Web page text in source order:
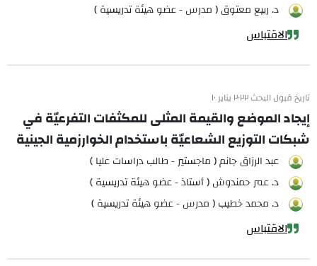
د. ربيع معتوق ( مدرس - عضو هيئة تدريسية )
الاقتباس
تاريخ قبول البحث ٢٠٢٢ يناير ١٠
إيجاد الموضع والقيمة المثلى للمكثفات التفرعيّة في
شبكات التوزيع الشعاعيّة باستخدام الخوارزمية الجينية
عبد الرزاق جانم ( ماجستير - طالب دراسات عليا )
د. عمر حمندوش ( أستاذ - عضو هيئة تدريسية )
د. محمد خطيب ( مدرس - عضو هيئة تدريسية )
الاقتباس